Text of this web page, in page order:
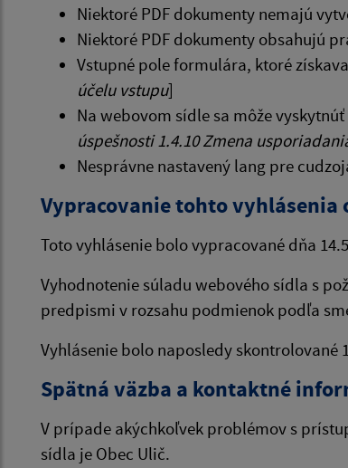
Niektoré PDF dokumenty nemajú
Niektoré PDF dokumenty obsahujú
Vstupné pole formulára, ktoré
účelu vstupu]
Na webovom sídle sa môže
úspešnosti 1.4.10 Zmena
Nesprávne nastavený lang pre
Vypracovanie tohto
Toto vyhlásenie bolo vypracované dňa
Vyhodnotenie súladu webového sídla s
predpismi v rozsahu podmienok podľa
Vyhlásenie bolo naposledy skontrolované
Spätná väzba a kontaktné
V prípade akýchkoľvek problémov s
sídla je Obec Ulič.